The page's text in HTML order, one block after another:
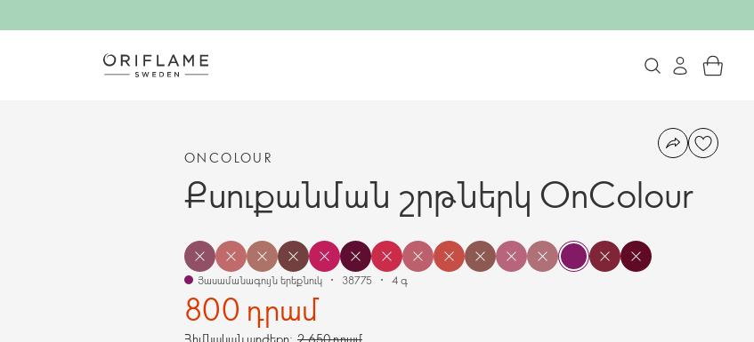
ONCOLOUR
Քսուքանման շրթներկ OnColour
Յասամանագույն երեքնուկ 38775 4 գ
800 դրամ